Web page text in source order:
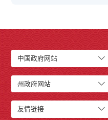
中国政府网站
州政府网站
友情链接